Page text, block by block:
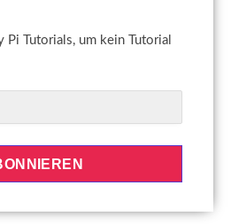
Pi Tutorials, um kein Tutorial